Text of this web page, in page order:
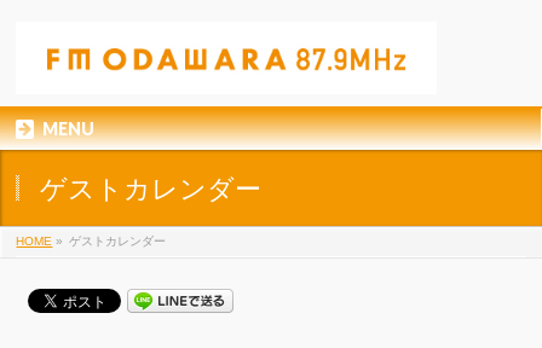
MENU
ゲストカレンダー
HOME » ゲストカレンダー